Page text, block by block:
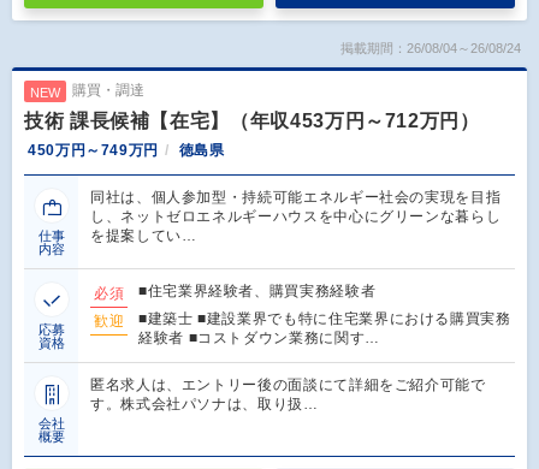
掲載期間：26/08/04～26/08/24
NEW 購買・調達
技術 課長候補【在宅】（年収453万円～712万円）
450万円～749万円 徳島県
仕事
内容
同社は、個人参加型・持続可能エネルギー社会の実現を目指
し、ネットゼロエネルギーハウスを中心にグリーンな暮らし
を提案してい…
応募
資格
必須
■住宅業界経験者、購買実務経験者
歓迎
■建築士 ■建設業界でも特に住宅業界における購買実務
経験者 ■コストダウン業務に関す…
会社
概要
匿名求人は、エントリー後の面談にて詳細をご紹介可能で
す。株式会社パソナは、取り扱…